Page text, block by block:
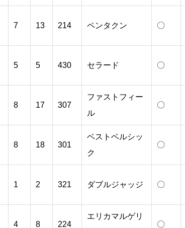
7 13 214 ペンタクン 〇
5 5 430 セラード 〇
8 17 307
ファストフィー
ル
〇
8 18 301
ベストベルシッ
ク
〇
1 2 321 ダブルジャッジ 〇
4 8 224
エリカマルゲリ
〇